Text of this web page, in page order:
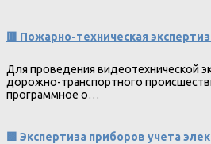
🟥 Пожарно-техническая
Для проведения видеотехнической
дорожно-транспортного
программное о…
🟩 Экспертиза приборов учета